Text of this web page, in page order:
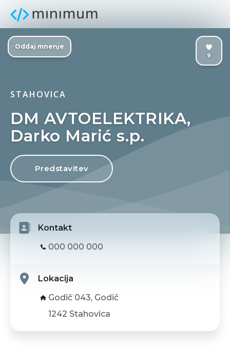
9
Oddaj mnenje
STAHOVICA
DM AVTOELEKTRIKA,
Darko Marić s.p.
Predstavitev
Kontakt
000 000 000
Lokacija
Godič 043, Godič
1242 Stahovica